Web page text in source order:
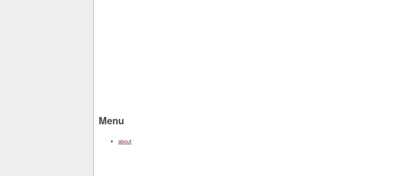
Menu
about